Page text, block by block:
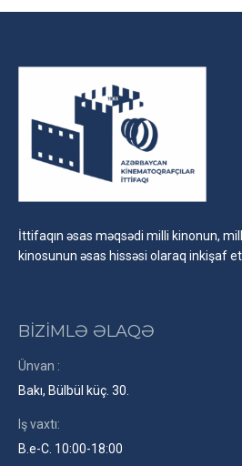
İttifaqın əsas məqsədi milli kinonun,
kinosunun əsas hissəsi olaraq inkişaf
BİZİMLƏ ƏLAQƏ
Ünvan :
Bakı, Bülbül küç. 30.
Iş vaxtı:
B.e-C. 10:00-18:00